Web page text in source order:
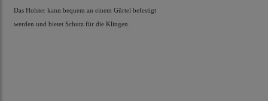
Das Holster kann bequem an einem Gürtel befestigt
werden und bietet Schutz für die Klingen.